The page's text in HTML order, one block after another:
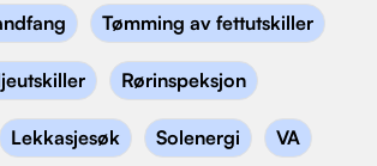
Tømming av fettutskiller
Rørinspeksjon
Lekkasjesøk Solenergi VA